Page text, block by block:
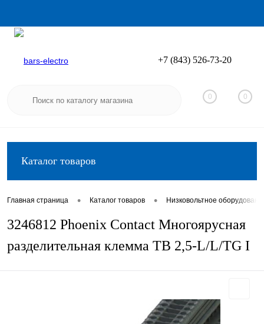
Вход
+7 (843) 526-73-20
0 0
Каталог товаров
Главная страница • Каталог товаров • Низковольтное
3246812 Phoenix Contact Многоярусная
разделительная клемма TB 2,5-L/L/TG I